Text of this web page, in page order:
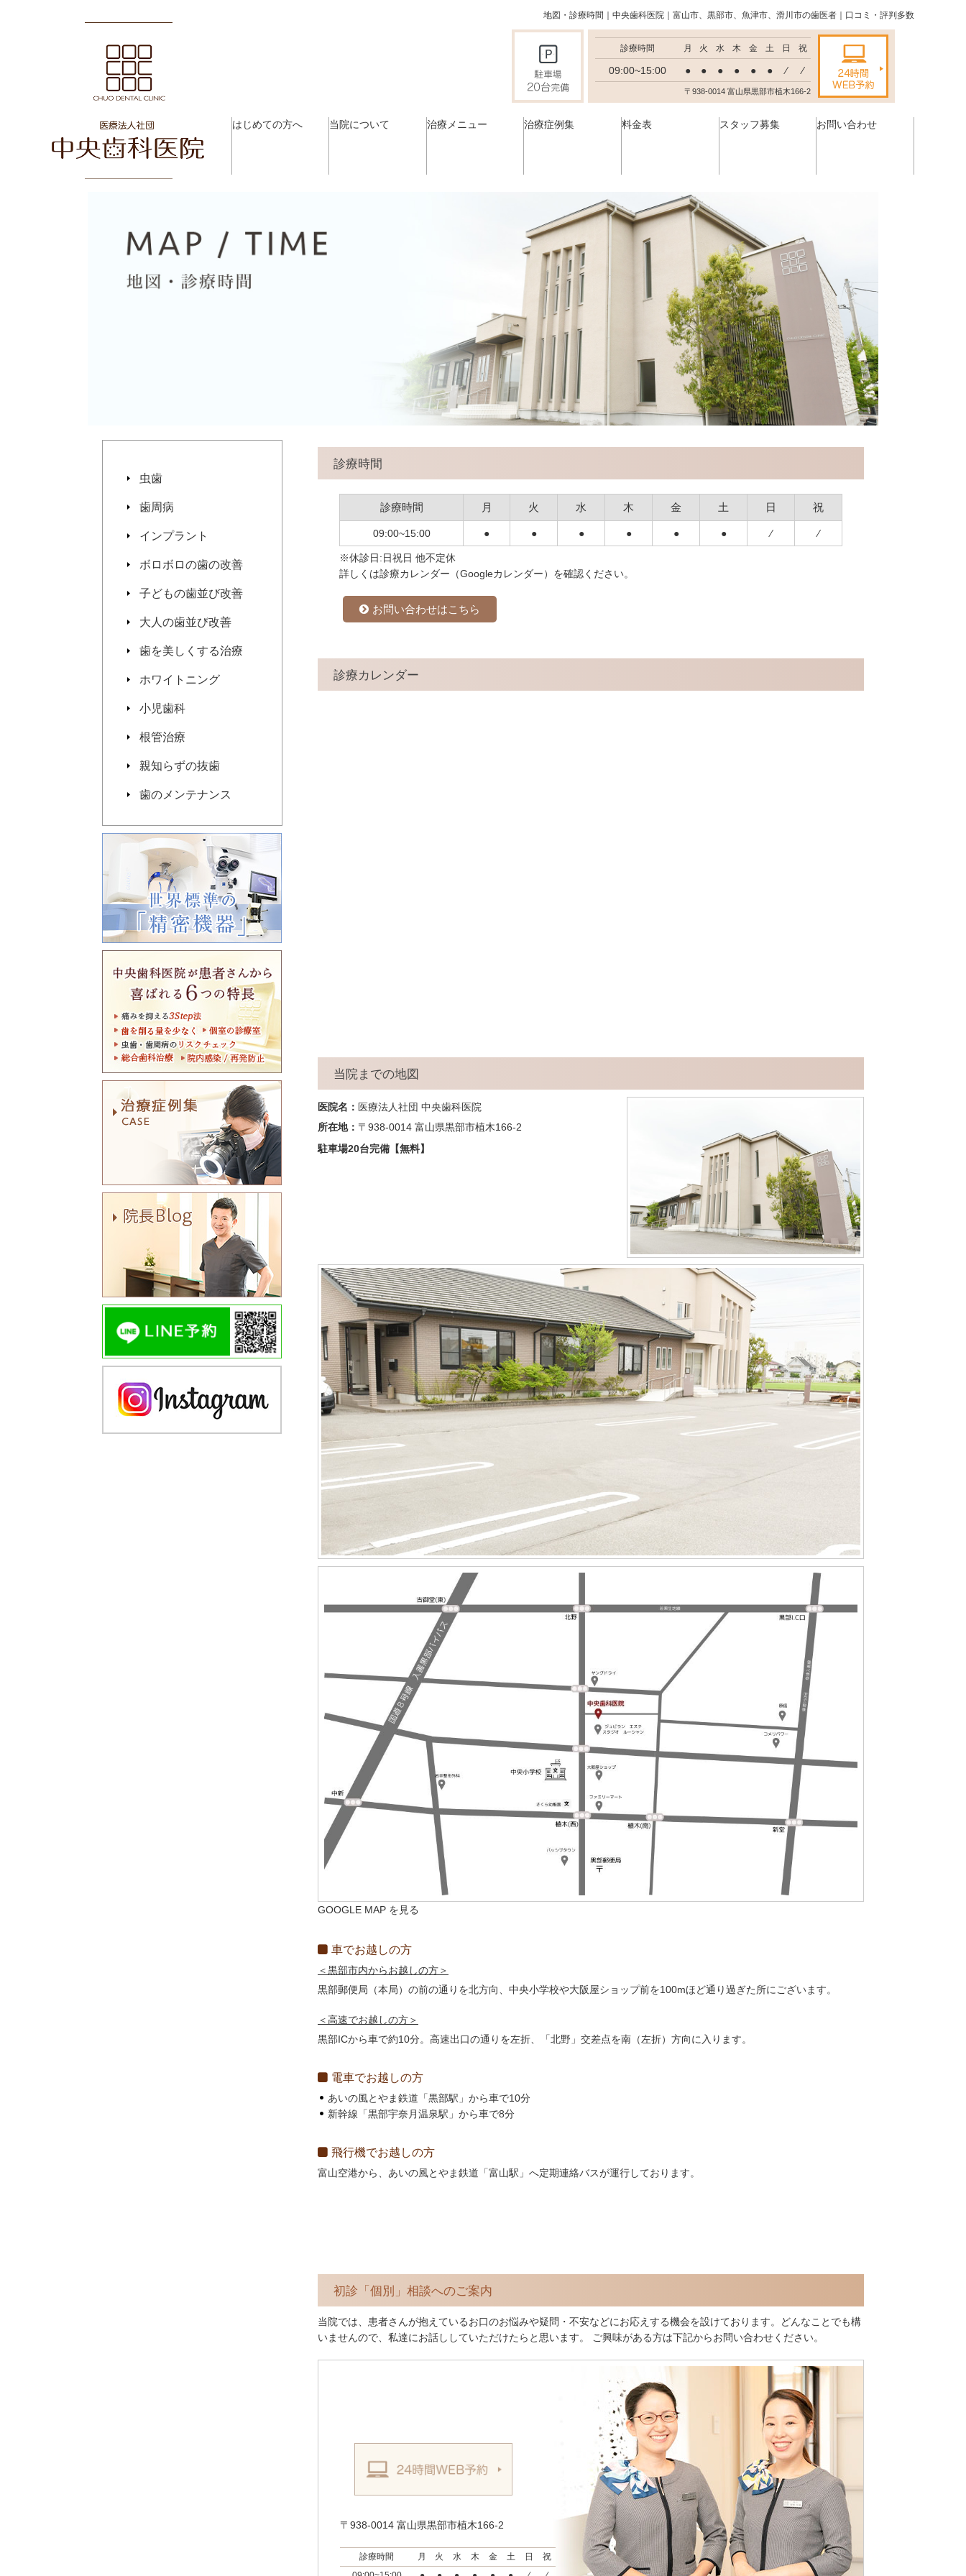
地図・診療時間｜中央歯科医院｜富山市、黒部市、魚津市、滑川市の歯医者｜口コミ・評判多数
診療時間 月 火 水 木 金 土 日 祝
09:00~15:00 ● ● ● ● ● ● ⁄ ⁄
〒938-0014 富山県黒部市植木166-2
はじめての方へ 当院について 治療メニュー 治療症例集 料金表 スタッフ募集 お問い合わせ
虫歯
歯周病
インプラント
ボロボロの歯の改善
子どもの歯並び改善
大人の歯並び改善
歯を美しくする治療
ホワイトニング
小児歯科
根管治療
親知らずの抜歯
歯のメンテナンス
診療時間
診療時間 月 火 水 木 金 土 日 祝
09:00~15:00 ● ● ● ● ● ● ⁄ ⁄
※休診日:日祝日 他不定休
詳しくは診療カレンダー（Googleカレンダー）を確認ください。
お問い合わせはこちら
診療カレンダー
当院までの地図
医院名： 医療法人社団 中央歯科医院
所在地： 〒938-0014 富山県黒部市植木166-2
駐車場20台完備【無料】
GOOGLE MAP を見る
車でお越しの方
＜黒部市内からお越しの方＞
黒部郵便局（本局）の前の通りを北方向、中央小学校や大阪屋ショップ前を100mほど通り過ぎた所にございます。
＜高速でお越しの方＞
黒部ICから車で約10分。高速出口の通りを左折、「北野」交差点を南（左折）方向に入ります。
電車でお越しの方
あいの風とやま鉄道「黒部駅」から車で10分
新幹線「黒部宇奈月温泉駅」から車で8分
飛行機でお越しの方
富山空港から、あいの風とやま鉄道「富山駅」へ定期連絡バスが運行しております。
初診「個別」相談へのご案内
当院では、患者さんが抱えているお口のお悩みや疑問・不安などにお応えする機会を設けております。どんなことでも構
いませんので、私達にお話ししていただけたらと思います。 ご興味がある方は下記からお問い合わせください。
〒938-0014 富山県黒部市植木166-2
診療時間 月 火 水 木 金 土 日
祝